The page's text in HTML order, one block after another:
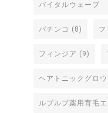
バイタルウェーブ
パチンコ (8) フ
フィンジア (9)
ヘアトニックグロ
ルプルプ薬用育毛